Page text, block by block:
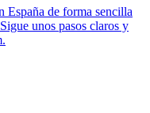
España de forma sencilla
unos pasos claros y